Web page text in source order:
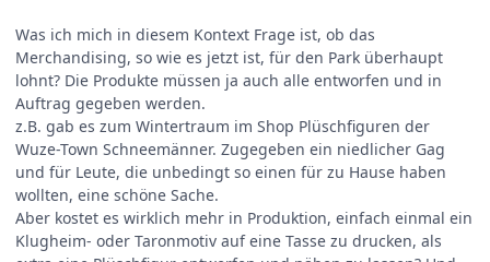
Was ich mich in diesem Kontext Frage ist, ob das
Merchandising, so wie es jetzt ist, für den Park überhaupt
lohnt? Die Produkte müssen ja auch alle entworfen und in
Auftrag gegeben werden.
z.B. gab es zum Wintertraum im Shop Plüschfiguren der
Wuze-Town Schneemänner. Zugegeben ein niedlicher Gag
und für Leute, die unbedingt so einen für zu Hause haben
wollten, eine schöne Sache.
Aber kostet es wirklich mehr in Produktion, einfach einmal ein
Klugheim- oder Taronmotiv auf eine Tasse zu drucken, als